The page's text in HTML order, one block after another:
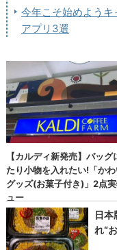
今年こそ始めよう
アプリ3選